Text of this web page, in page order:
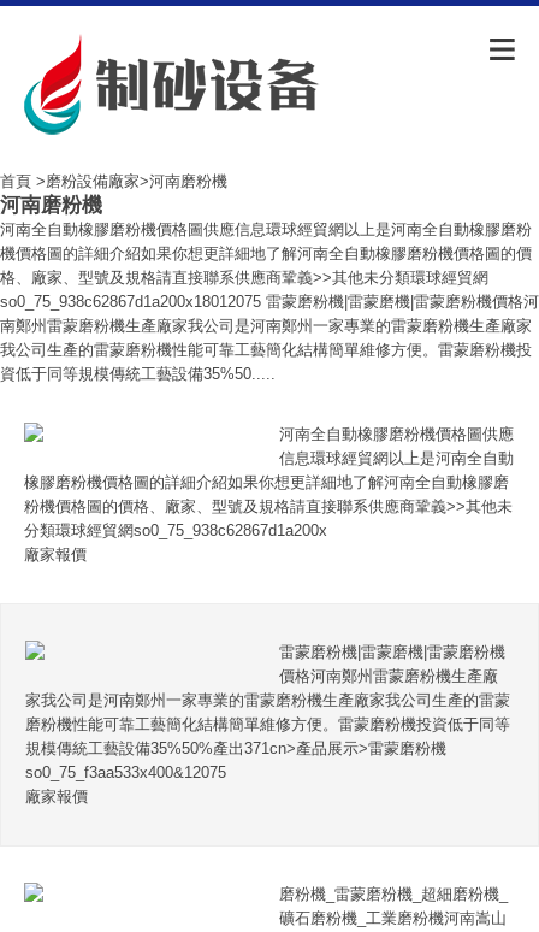
首頁 >磨粉設備廠家>河南磨粉機
河南磨粉機
河南全自動橡膠磨粉機價格圖供應信息環球經貿網以上是河南全自動橡膠磨粉
機價格圖的詳細介紹如果你想更詳細地了解河南全自動橡膠磨粉機價格圖的價
格、廠家、型號及規格請直接聯系供應商鞏義>>其他未分類環球經貿網
so0_75_938c62867d1a200x18012075 雷蒙磨粉機|雷蒙磨機|雷蒙磨粉機價格河
南鄭州雷蒙磨粉機生產廠家我公司是河南鄭州一家專業的雷蒙磨粉機生產廠家
我公司生產的雷蒙磨粉機性能可靠工藝簡化結構簡單維修方便。雷蒙磨粉機投
資低于同等規模傳統工藝設備35%50.....
河南全自動橡膠磨粉機價格圖供應
信息環球經貿網以上是河南全自動
橡膠磨粉機價格圖的詳細介紹如果你想更詳細地了解河南全自動橡膠磨
粉機價格圖的價格、廠家、型號及規格請直接聯系供應商鞏義>>其他未
分類環球經貿網so0_75_938c62867d1a200x
廠家報價
雷蒙磨粉機|雷蒙磨機|雷蒙磨粉機
價格河南鄭州雷蒙磨粉機生產廠
家我公司是河南鄭州一家專業的雷蒙磨粉機生產廠家我公司生產的雷蒙
磨粉機性能可靠工藝簡化結構簡單維修方便。雷蒙磨粉機投資低于同等
規模傳統工藝設備35%50%產出371cn>產品展示>雷蒙磨粉機
so0_75_f3aa533x400&12075
廠家報價
磨粉機_雷蒙磨粉機_超細磨粉機_
礦石磨粉機_工業磨粉機河南嵩山